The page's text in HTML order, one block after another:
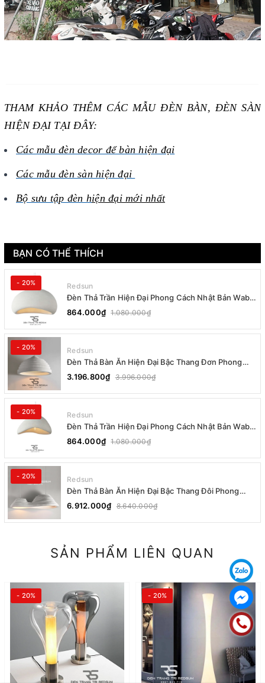
THAM KHẢO THÊM CÁC MẪU ĐÈN BÀN, ĐÈN SÀN
HIỆN ĐẠI TẠI ĐÂY:
Các mẫu đèn decor để bàn hiện đại
Các mẫu đèn sàn hiện đại
Bộ sưu tập đèn hiện đại mới nhất
BẠN CÓ THỂ THÍCH
- 20% Redsun
Đèn Thả Trần Hiện Đại Phong Cách Nhật Bản Wabi-
sabi CDT-T036 Dáng B
864.000₫ 1.080.000₫
- 20% Redsun
Đèn Thả Bàn Ăn Hiện Đại Bậc Thang Đơn Phong
Cách Nhật Bản Wabi-sabi DC-T078B
3.196.800₫ 3.996.000₫
- 20% Redsun
Đèn Thả Trần Hiện Đại Phong Cách Nhật Bản Wabi-
sabi CDT-T036 Dáng A
864.000₫ 1.080.000₫
- 20% Redsun
Đèn Thả Bàn Ăn Hiện Đại Bậc Thang Đôi Phong
Cách Nhật Bản Wabi-sabi DC-T078A
6.912.000₫ 8.640.000₫
SẢN PHẨM LIÊN QUAN
- 20% - 20%